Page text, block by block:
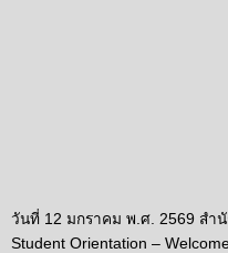
วันที่ 12 มกราคม พ.ศ. 2569 สำ
Student Orientation –